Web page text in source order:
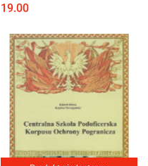
000
19.00